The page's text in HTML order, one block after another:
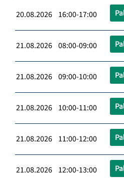
20.08.2026 16:00-17:00
21.08.2026 08:00-09:00
21.08.2026 09:00-10:00
21.08.2026 10:00-11:00
21.08.2026 11:00-12:00
21.08.2026 12:00-13:00